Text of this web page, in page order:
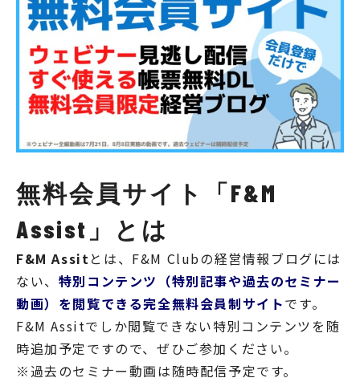
無料会員サイト「F&M
Assist」とは
F&M Assit とは、F&M Clubの経営情報ブログには
ない、 特別コンテンツ（特別記事や過去のセミナー
動画）を閲覧できる完全無料会員制サイトです。
F&M Assitでしか閲覧できない特別コンテンツを随
時追加予定ですので、ぜひご参加ください。
※過去のセミナー動画は随時配信予定です。